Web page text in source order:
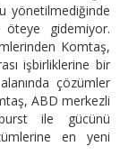
yönetilmediğinde
gidemiyor.
Komtaş,
işbirliklerine bir
çözümler
ABD merkezli
ile gücünü
en yeni